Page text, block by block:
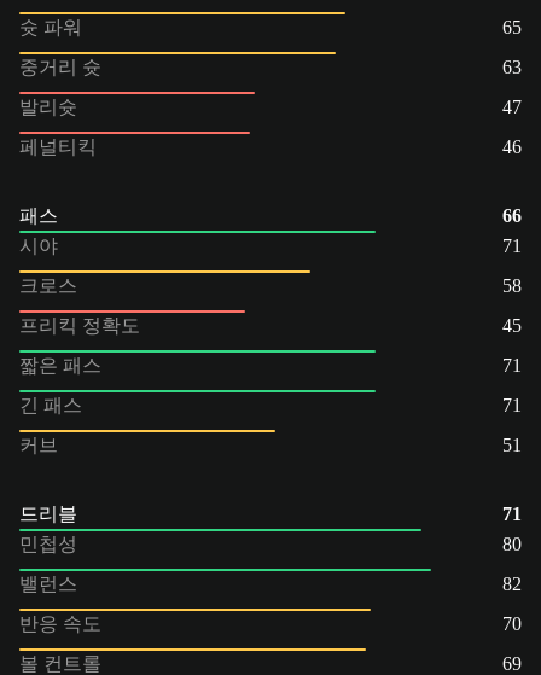
슛 파워
65
중거리 슛
63
발리슛
47
페널티킥
46
패스
66
시야
71
크로스
58
프리킥 정확도
45
짧은 패스
71
긴 패스
71
커브
51
드리블
71
민첩성
80
밸런스
82
반응 속도
70
볼 컨트롤
69